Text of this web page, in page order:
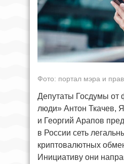
Фото: портал мэра и
Депутаты Госдумы от
люди» Антон Ткачев,
и Георгий Арапов
в России сеть
криптовалютных
Инициативу они